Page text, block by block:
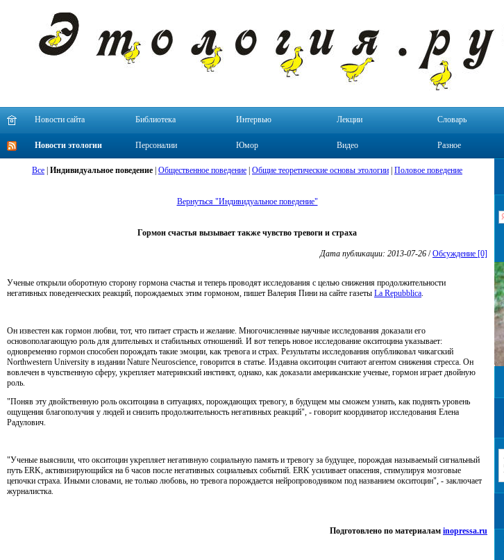
Новости сайта Библиотека Интервью Лекции Словарь
Новости этологии Персоналии Юмор Видео Разное
Все Индивидуальное поведение Общественное поведение Общие теоретические основы этологии Половое поведение
Вернуться "Индивидуальное поведение"
Гормон счастья вызывает также чувство тревоги и страха
Дата публикации: 2013-07-26 /Обсуждение [0]
Ученые открыли оборотную сторону гормона счастья и теперь проводят исследования с целью снижения продолжительности
негативных поведенческих реакций, порождаемых этим гормоном, пишет Валерия Пини на сайте газеты La Repubblica.
Он известен как гормон любви, тот, что питает страсть и желание. Многочисленные научные исследования доказали его
основополагающую роль для длительных и стабильных отношений. И вот теперь новое исследование окситоцина указывает:
одновременно гормон способен порождать такие эмоции, как тревога и страх. Результаты исследования опубликовал чикагский
Northwestern University в издании Nature Neuroscience, говорится в статье. Издавна окситоцин считают агентом снижения стресса. Он
вовлечен в чувственную сферу, укрепляет материнский инстинкт, однако, как доказали американские ученые, гормон играет двойную
роль.
"Поняв эту двойственную роль окситоцина в ситуациях, порождающих тревогу, в будущем мы сможем узнать, как поднять уровень
ощущения благополучия у людей и снизить продолжительность негативных реакций", - говорит координатор исследования Елена
Радулович.
"Ученые выяснили, что окситоцин укрепляет негативную социальную память и тревогу за будущее, порождая называемый сигнальный
путь ERK, активизирующийся на 6 часов после негативных социальных событий. ERK усиливает опасения, стимулируя мозговые
цепочки страха. Иными словами, не только любовь, но тревога порождается нейропроводником под названием окситоцин", - заключает
журналистка.
Подготовлено по материалам inopressa.ru